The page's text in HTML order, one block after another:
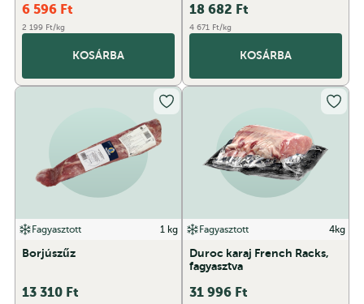
6 596 Ft
2 199 Ft/kg
KOSÁRBA
18 682 Ft
4 671 Ft/kg
KOSÁRBA
Fagyasztott 1 kg
Borjúszűz
13 310 Ft
Fagyasztott 4kg
Duroc karaj French Racks,
fagyasztva
31 996 Ft